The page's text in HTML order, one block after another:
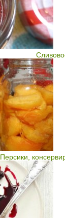
Персики,